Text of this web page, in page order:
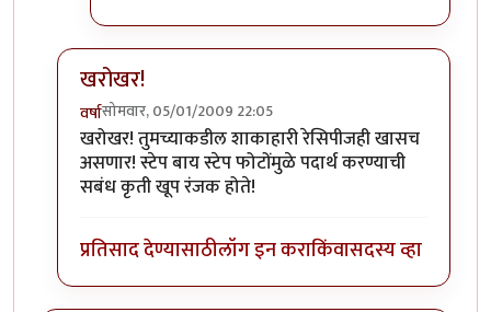
खरोखर!
वर्षासोमवार, 05/01/2009 22:05
In reply toपांथस्थbyरेवती
खरोखर! तुमच्याकडील शाकाहारी रेसिपीजही खासच
असणार! स्टेप बाय स्टेप फोटोंमुळे पदार्थ करण्याची
सबंध कृती खूप रंजक होते!
प्रतिसाद देण्यासाठीलॉग इन कराकिंवासदस्य व्हा